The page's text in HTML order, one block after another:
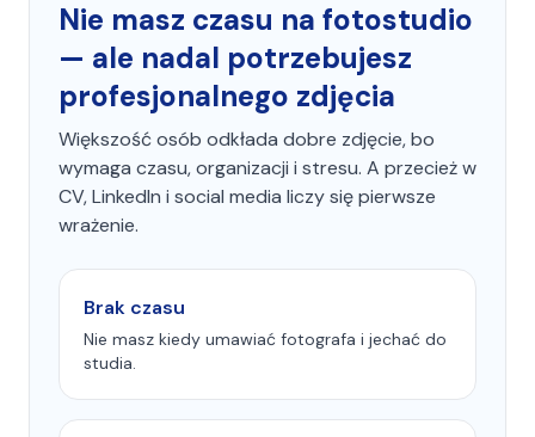
Nie masz czasu na fotostudio
— ale nadal potrzebujesz
profesjonalnego zdjęcia
Większość osób odkłada dobre zdjęcie, bo
wymaga czasu, organizacji i stresu. A przecież w
CV, LinkedIn i social media liczy się pierwsze
wrażenie.
Brak czasu
Nie masz kiedy umawiać fotografa i jechać do
studia.